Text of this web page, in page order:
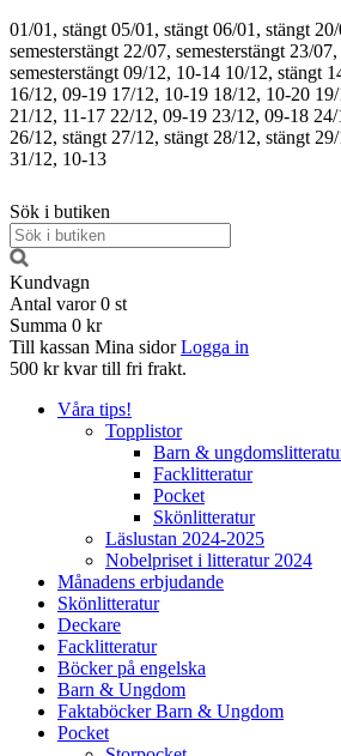
01/01, stängt 05/01, stängt 06/01, stängt
semesterstängt 22/07, semesterstängt 23/07,
semesterstängt 09/12, 10-14 10/12, stängt
16/12, 09-19 17/12, 10-19 18/12, 10-20
21/12, 11-17 22/12, 09-19 23/12, 09-18
26/12, stängt 27/12, stängt 28/12, stängt
31/12, 10-13
Sök i butiken
Kundvagn
Antal varor 0 st
Summa 0 kr
Till kassan Mina sidor Logga in
500 kr kvar till fri frakt.
Våra tips!
Topplistor
Barn &
Facklitteratur
Pocket
Skönlitteratur
Läslustan 2024-2025
Nobelpriset i litteratur 2024
Månadens erbjudande
Skönlitteratur
Deckare
Facklitteratur
Böcker på engelska
Barn & Ungdom
Faktaböcker Barn & Ungdom
Pocket